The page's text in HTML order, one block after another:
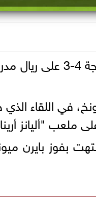
في اللقاء
ملعب "أليانز
انتهت بفوز